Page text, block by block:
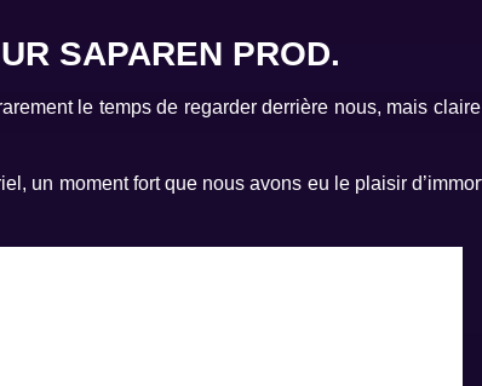
SAPAREN PROD.
le temps de regarder derrière nous, mais
un moment fort que nous avons eu le plaisir